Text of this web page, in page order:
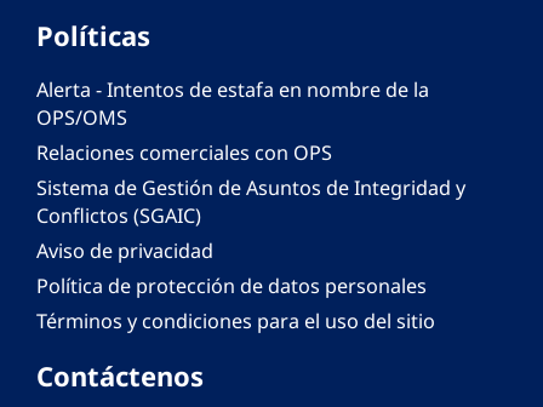
Políticas
Alerta - Intentos de estafa en nombre de la
OPS/OMS
Relaciones comerciales con OPS
Sistema de Gestión de Asuntos de Integridad y
Conflictos (SGAIC)
Aviso de privacidad
Política de protección de datos personales
Términos y condiciones para el uso del sitio
Contáctenos